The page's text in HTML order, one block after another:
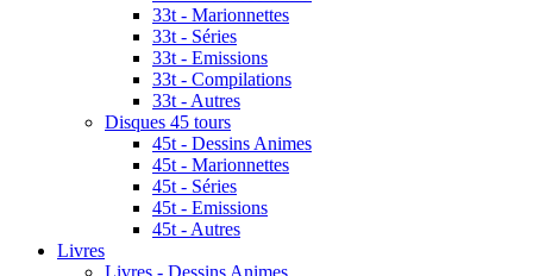
33t - Marionnettes
33t - Séries
33t - Emissions
33t - Compilations
33t - Autres
Disques 45 tours
45t - Dessins Animes
45t - Marionnettes
45t - Séries
45t - Emissions
45t - Autres
Livres
Livres - Dessins Animes